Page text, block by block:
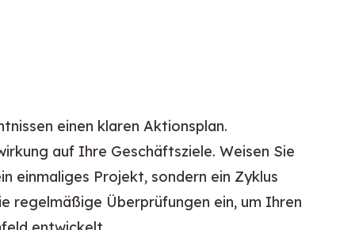
einen klaren Aktionsplan.
auf Ihre Geschäftsziele. Weisen Sie
einmaliges Projekt, sondern ein Zyklus
regelmäßige Überprüfungen ein, um Ihren